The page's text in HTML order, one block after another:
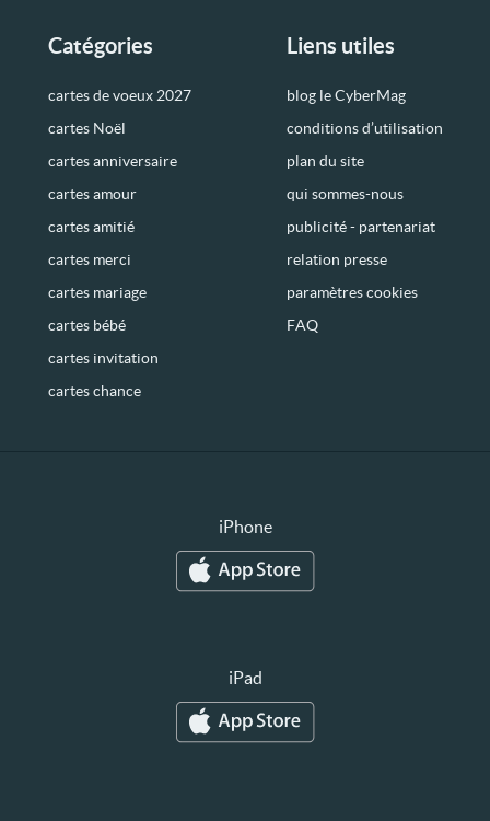
Catégories
cartes de voeux 2027
cartes Noël
cartes anniversaire
cartes amour
cartes amitié
cartes merci
cartes mariage
cartes bébé
cartes invitation
cartes chance
Liens utiles
blog le CyberMag
conditions d’utilisation
plan du site
qui sommes-nous
publicité - partenariat
relation presse
paramètres cookies
FAQ
iPhone
iPad